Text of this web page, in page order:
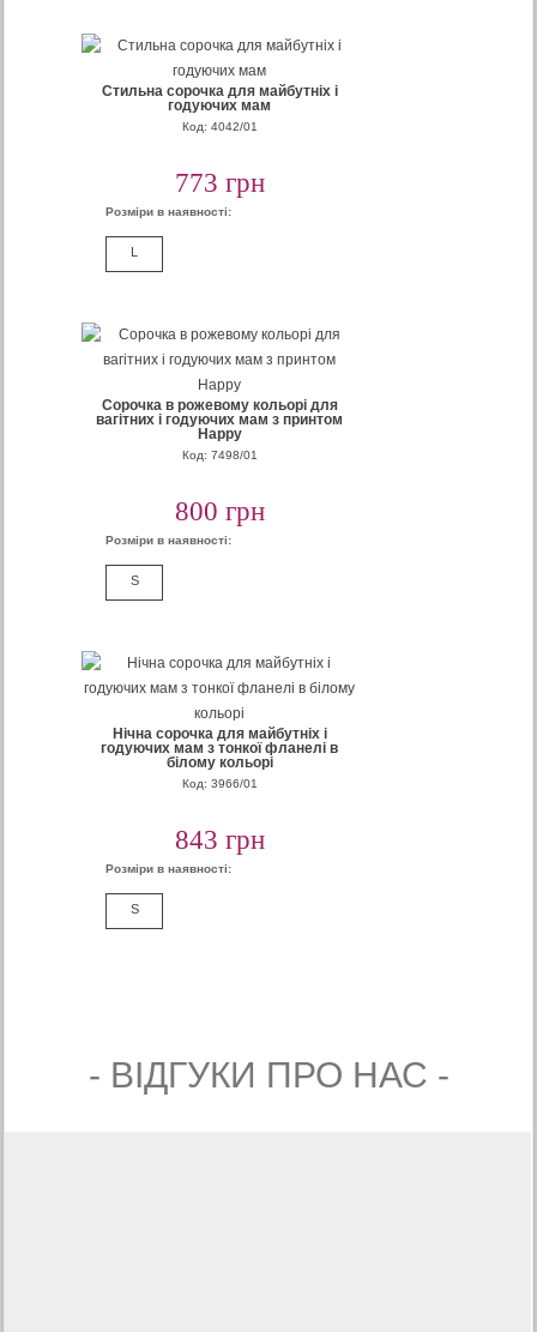
Стильна сорочка для майбутніх і
годуючих мам
Код: 4042/01
773 грн
Розміри в наявності:
L
Сорочка в рожевому кольорі для
вагітних і годуючих мам з принтом
Happy
Код: 7498/01
800 грн
Розміри в наявності:
S
Нічна сорочка для майбутніх і
годуючих мам з тонкої фланелі в
білому кольорі
Код: 3966/01
843 грн
Розміри в наявності:
S
- ВIДГУКИ ПРО НАС -